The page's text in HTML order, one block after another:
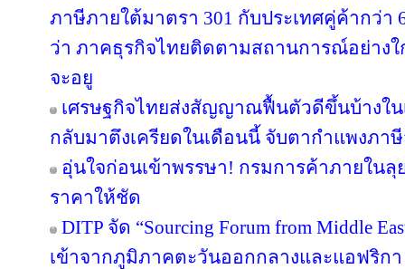
ภาษีภายใต้มาตรา 301 กับประเทศคู่ค้ากว่า
ว่า ภาคธุรกิจไทยติดตามสถานการณ์อย่าง
จะอยู
เศรษฐกิจไทยส่งสัญญาณฟื้นตัวดีขึ้นบ้างใ
กลับมาตึงเครียดในเดือนนี้ จับตากำแพงภา
อุ่นใจก่อนเข้าพรรษา! กรมการค้าภายใน
ราคาให้ชัด
DITP จัด “Sourcing Forum from Middle
เข้าจากภูมิภาคตะวันออกกลางและแอฟริกา